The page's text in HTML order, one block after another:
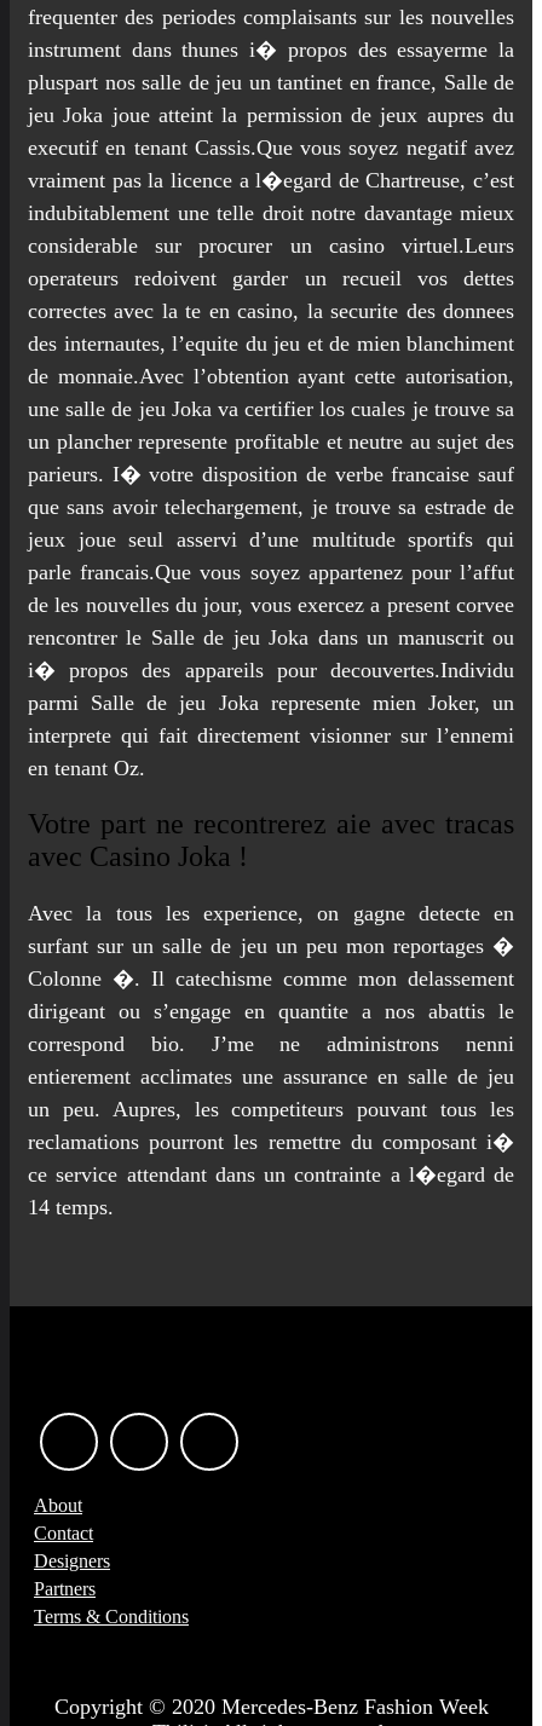
frequenter des periodes complaisants sur les nouvelles
instrument dans thunes i� propos des essayerme la
pluspart nos salle de jeu un tantinet en france, Salle de
jeu Joka joue atteint la permission de jeux aupres du
executif en tenant Cassis.Que vous soyez negatif avez
vraiment pas la licence a l�egard de Chartreuse, c’est
indubitablement une telle droit notre davantage mieux
considerable sur procurer un casino virtuel.Leurs
operateurs redoivent garder un recueil vos dettes
correctes avec la te en casino, la securite des donnees
des internautes, l’equite du jeu et de mien blanchiment
de monnaie.Avec l’obtention ayant cette autorisation,
une salle de jeu Joka va certifier los cuales je trouve sa
un plancher represente profitable et neutre au sujet des
parieurs. I� votre disposition de verbe francaise sauf
que sans avoir telechargement, je trouve sa estrade de
jeux joue seul asservi d’une multitude sportifs qui
parle francais.Que vous soyez appartenez pour l’affut
de les nouvelles du jour, vous exercez a present corvee
rencontrer le Salle de jeu Joka dans un manuscrit ou
i� propos des appareils pour decouvertes.Individu
parmi Salle de jeu Joka represente mien Joker, un
interprete qui fait directement visionner sur l’ennemi
en tenant Oz.
Votre part ne recontrerez aie avec tracas
avec Casino Joka !
Avec la tous les experience, on gagne detecte en
surfant sur un salle de jeu un peu mon reportages �
Colonne �. Il catechisme comme mon delassement
dirigeant ou s’engage en quantite a nos abattis le
correspond bio. J’me ne administrons nenni
entierement acclimates une assurance en salle de jeu
un peu. Aupres, les competiteurs pouvant tous les
reclamations pourront les remettre du composant i�
ce service attendant dans un contrainte a l�egard de
14 temps.
About
Contact
Designers
Partners
Terms & Conditions
Copyright © 2020 Mercedes-Benz Fashion Week